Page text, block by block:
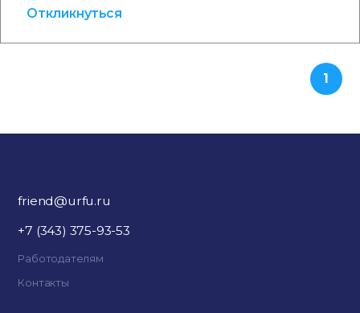
Откликнуться
1
friend@urfu.ru
+7 (343) 375-93-53
Работодателям
Контакты